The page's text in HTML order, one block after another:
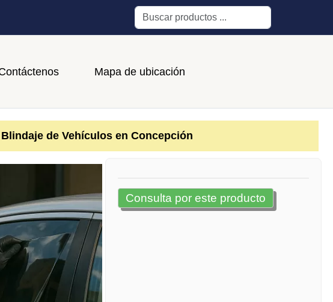
Buscar
Mapa de ubicación
de Vehículos en Concepción
Consulta por este producto